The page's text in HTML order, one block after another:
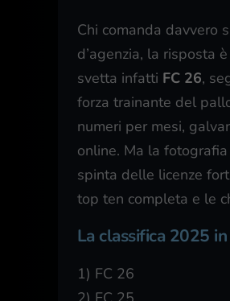
Chi comanda davvero
d’agenzia, la risposta
svetta infatti FC 26,
forza trainante del
numeri per mesi,
online. Ma la
spinta delle licenze
top ten completa e le
La classifica 2025
1) FC 26